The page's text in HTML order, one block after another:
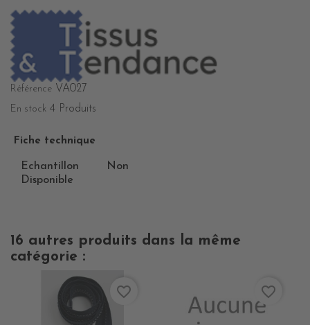
Référence VA027
En stock 4 Produits
Fiche technique
Echantillon
Disponible
Non
16 autres produits dans la même
catégorie :
favorite_border favorite_border